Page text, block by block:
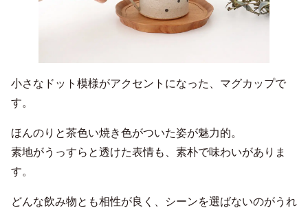
小さなドット模様がアクセントになった、マグカップで
す。
ほんのりと茶色い焼き色がついた姿が魅力的。
素地がうっすらと透けた表情も、素朴で味わいがありま
す。
どんな飲み物とも相性が良く、シーンを選ばないのがうれ